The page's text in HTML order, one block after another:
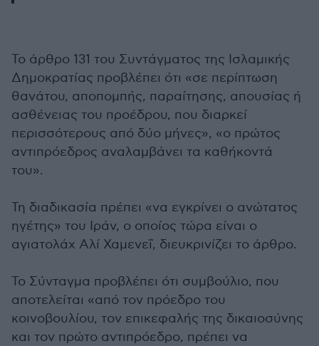
Το άρθρο 131 του Συντάγματος της Ισλαμικής
Δημοκρατίας προβλέπει ότι «σε περίπτωση
θανάτου, αποπομπής, παραίτησης, απουσίας ή
ασθένειας του προέδρου, που διαρκεί
περισσότερους από δύο μήνες», «ο πρώτος
αντιπρόεδρος αναλαμβάνει τα καθήκοντά
του».
Τη διαδικασία πρέπει «να εγκρίνει ο ανώτατος
ηγέτης» του Ιράν, ο οποίος τώρα είναι ο
αγιατολάχ Αλί Χαμενεΐ, διευκρινίζει το άρθρο.
Το Σύνταγμα προβλέπει ότι συμβούλιο, που
αποτελείται «από τον πρόεδρο του
κοινοβουλίου, τον επικεφαλής της δικαιοσύνης
και τον πρώτο αντιπρόεδρο, πρέπει να